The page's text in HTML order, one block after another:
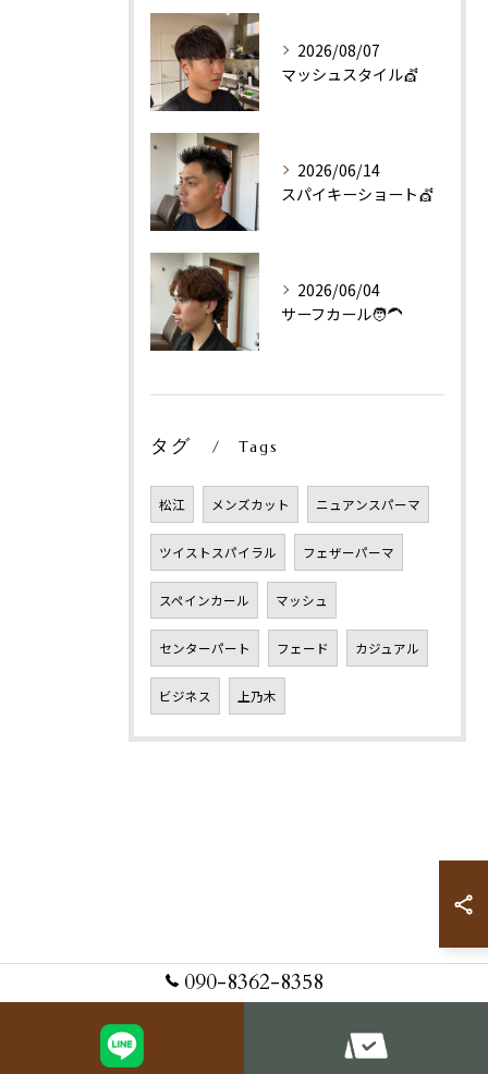
2026/08/07
マッシュスタイル💇
2026/06/14
スパイキーショート💇
2026/06/04
サーフカール🧑‍🦱
タグ Tags
松江 メンズカット ニュアンスパーマ
ツイストスパイラル フェザーパーマ
スペインカール マッシュ
センターパート フェード カジュアル
ビジネス 上乃木
090-8362-8358